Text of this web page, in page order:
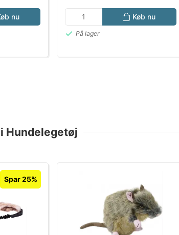
nu Køb nu
På lager
Hundelegetøj
Spar 25%